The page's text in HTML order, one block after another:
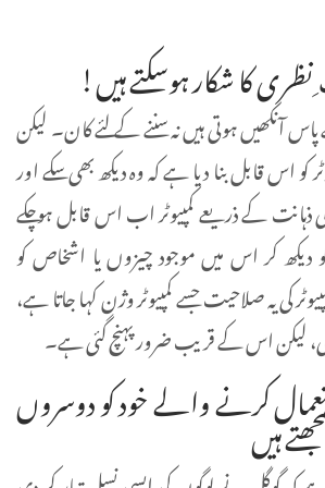
نظری کا شکار ہوسکتے ہیں!
پاس آنکھیں ہوتی ہیں نہ سننے کے لئے کان۔ لیکن
کو اس قابل بنا دیا ہے کہ وہ دیکھ بھی سکے اور
کے ذریعے کمپیوٹر اب اس قابل ہوچکے
دیکھ کر اس میں موجود چیزوں یا اشخاص کو
کی یہ صلاحیت جسے کمپیوٹر وژن کہا جاتا ہے،
لیکن اس کے قریب ضرور پہنچ گئی ہے۔
کرنے والے خود کو دوسروں
ہیں